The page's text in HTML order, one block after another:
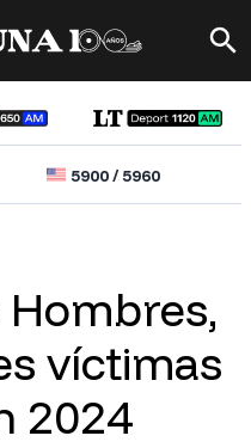
5900/5960
víctimas
2024